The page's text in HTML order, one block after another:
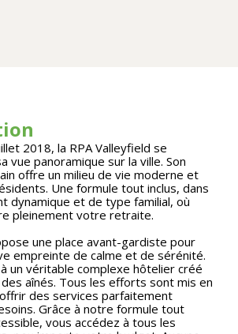
2018, la RPA Valleyfield se
vue panoramique sur la ville. Son
offre un milieu de vie moderne et
Une formule tout inclus, dans
dynamique et de type familial, où
pleinement votre retraite.
une place avant-gardiste pour
empreinte de calme et de sérénité.
un véritable complexe hôtelier créé
aînés. Tous les efforts sont mis en
des services parfaitement
Grâce à notre formule tout
vous accédez à tous les